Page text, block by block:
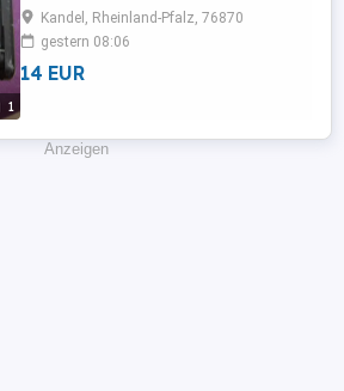
1
Funktioniert einwandfrei. Kann gerne
abgeholt oder versendet werden. Verkauft
wird unter Ausschluss jeglicher
Gewährleistung.
Kandel, Rheinland-Pfalz, 76870
gestern 08:06
14 EUR
Anzeigen